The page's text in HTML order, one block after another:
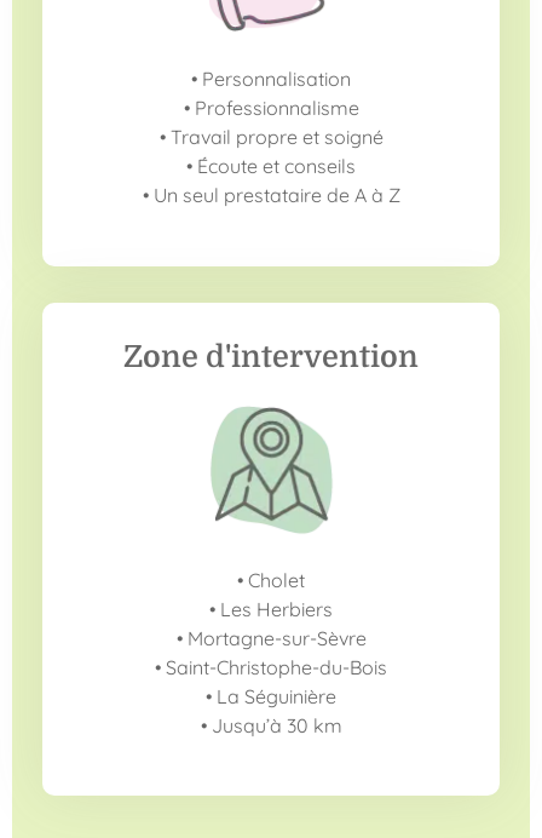
• Personnalisation
• Professionnalisme
• Travail propre et soigné
• Écoute et conseils
• Un seul prestataire de A à Z
Zone d'intervention
• Cholet
• Les Herbiers
• Mortagne-sur-Sèvre
• Saint-Christophe-du-Bois
• La Séguinière
• Jusqu’à 30 km